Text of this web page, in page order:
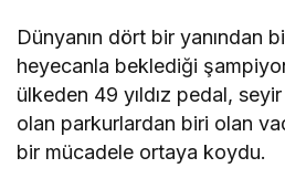
Dünyanın dört bir yanından
heyecanla beklediği
ülkeden 49 yıldız pedal,
olan parkurlardan biri olan
bir mücadele ortaya koydu.